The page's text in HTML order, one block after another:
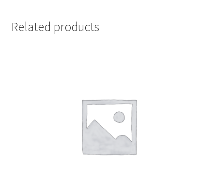
Related products